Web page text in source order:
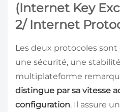
(Internet Key
2/ Internet
Les deux protocoles
une sécurité, une
multiplateforme
distingue par sa vitesse
configuration. Il assure